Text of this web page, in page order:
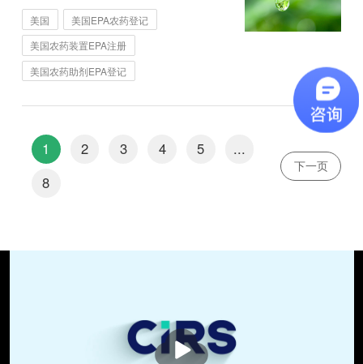
美国
美国EPA农药登记
美国农药装置EPA注册
美国农药助剂EPA登记
1 2 3 4 5
...
8
下一页
播
放